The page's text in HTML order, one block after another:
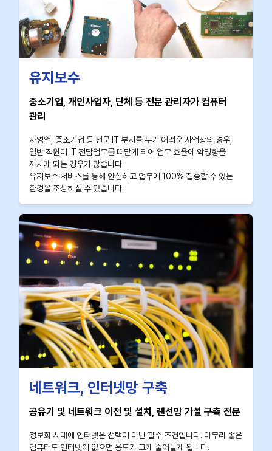
유지보수
중소기업, 개인사업자, 단체 등 전문 관리자가 컴퓨터
관리
자영업, 중소기업 등 전문 IT 부서를 두기 어려운 사업장의 경우,
일반 직원이 IT 전담업무를 떠맡게 되어 업무 효율에 악영향을
끼치게 되는 경우가 많습니다.
유지보수 서비스를 통해 안심하고 업무에 100% 집중할 수 있는
환경을 조성하실 수 있습니다.
네트워크, 인터넷망 구축
공유기 및 네트워크 이전 및 설치, 랜선망 가설 구축 전문
정보화 시대에 인터넷은 선택이 아닌 필수 조건입니다. 아무리 좋은
컴퓨터도 인터넷이 없으면 용도가 크게 줄어들게 됩니다.